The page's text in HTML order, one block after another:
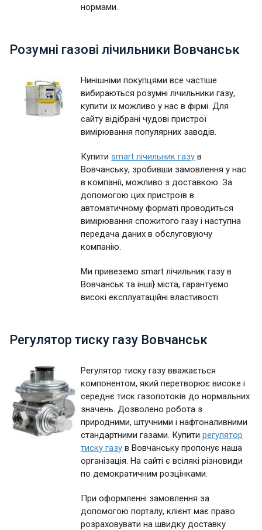
нормами.
Розумні газові лічильники Вовчанськ
Нинішніми покупцями все частіше
вибираються розумні лічильники газу,
купити їх можливо у нас в фірмі. Для
сайту відібрані чудові пристрої
вимірювання популярних заводів.
Купитиsmart лічильник газу в
Вовчанську, зробивши замовлення у нас
в компанії, можливо з доставкою. За
допомогою цих пристроїв в
автоматичному форматі проводиться
вимірювання спожитого газу і наступна
передача даних в обслуговуючу
компанію.
Ми привеземо smart лічильник газу в
Вовчанськ та інші} міста, гарантуємо
високі експлуатаційні властивості.
Регулятор тиску газу Вовчанськ
Регулятор тиску газу вважається
компонентом, який перетворює високе і
середнє тиск газопотоків до нормальних
значень. Дозволено робота з
природними, штучними і нафтоналивними
стандартними газами. Купитирегулятор
тиску газу в Вовчанську пропонує наша
організація. На сайті є всілякі різновиди
по демократичним розцінками.
При оформленні замовлення за
допомогою порталу, клієнт має право
розраховувати на швидку доставку